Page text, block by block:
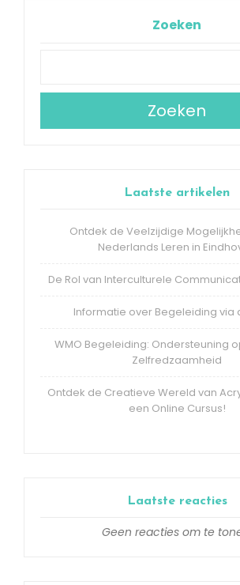
Zoeken
Zoeken
Laatste artikelen
Ontdek de Veelzijdige
Nederlands Leren in
De Rol van Interculturele
Informatie over Begeleiding via
WMO Begeleiding: Ondersteuning
Zelfredzaamheid
Ontdek de Creatieve Wereld van
een Online Cursus!
Laatste reacties
Geen reacties om te